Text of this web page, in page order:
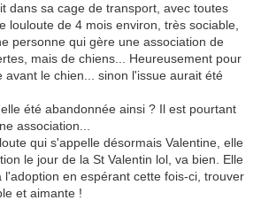
dans sa cage de transport, avec toutes
louloute de 4 mois environ, très sociable,
personne qui gère une association de
mais de chiens... Heureusement pour
avant le chien... sinon l'issue aurait été
été abandonnée ainsi ? Il est pourtant
association...
qui s'appelle désormais Valentine, elle
le jour de la St Valentin lol, va bien. Elle
l'adoption en espérant cette fois-ci, trouver
et aimante !